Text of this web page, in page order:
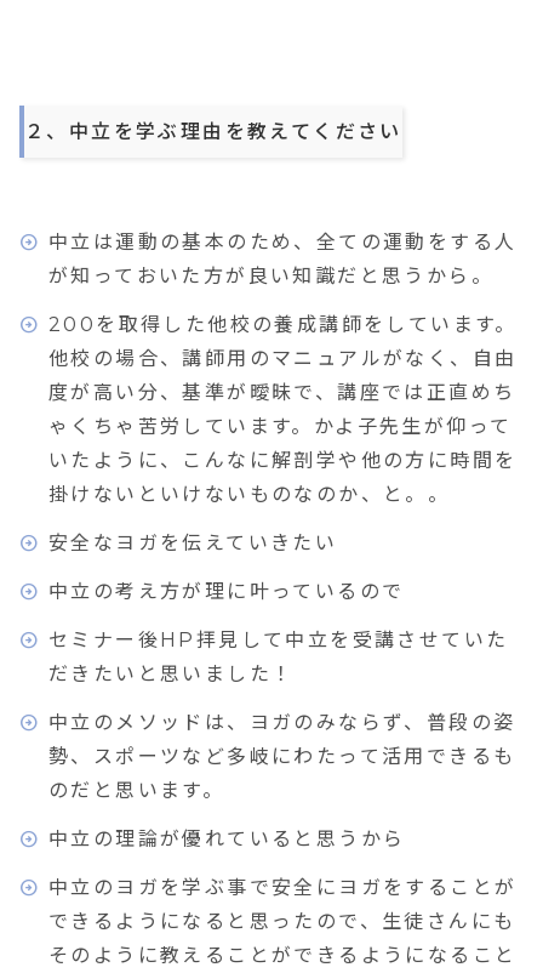
２、中立を学ぶ理由を教えてください
中立は運動の基本のため、全ての運動をする人
が知っておいた方が良い知識だと思うから。
200を取得した他校の養成講師をしています。
他校の場合、講師用のマニュアルがなく、自由
度が高い分、基準が曖昧で、講座では正直めち
ゃくちゃ苦労しています。かよ子先生が仰って
いたように、こんなに解剖学や他の方に時間を
掛けないといけないものなのか、と。。
安全なヨガを伝えていきたい
中立の考え方が理に叶っているので
セミナー後HP拝見して中立を受講させていた
だきたいと思いました！
中立のメソッドは、ヨガのみならず、普段の姿
勢、スポーツなど多岐にわたって活用できるも
のだと思います。
中立の理論が優れていると思うから
中立のヨガを学ぶ事で安全にヨガをすることが
できるようになると思ったので、生徒さんにも
そのように教えることができるようになること